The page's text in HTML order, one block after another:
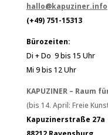
hallo@kapuziner.info
(+49) 751-15313
Bürozeiten:
Di + Do 9 bis 15 Uhr
Mi 9 bis 12 Uhr
KAPUZINER – Raum
(bis 14. April: Freie
Kapuzinerstraße 27a